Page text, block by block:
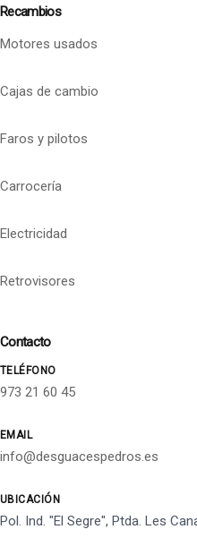
Recambios
Motores usados
Cajas de cambio
Faros y pilotos
Carrocería
Electricidad
Retrovisores
Contacto
TELÉFONO
973 21 60 45
EMAIL
info@desguacespedros.es
UBICACIÓN
Pol. Ind. "El Segre", Ptda. Les